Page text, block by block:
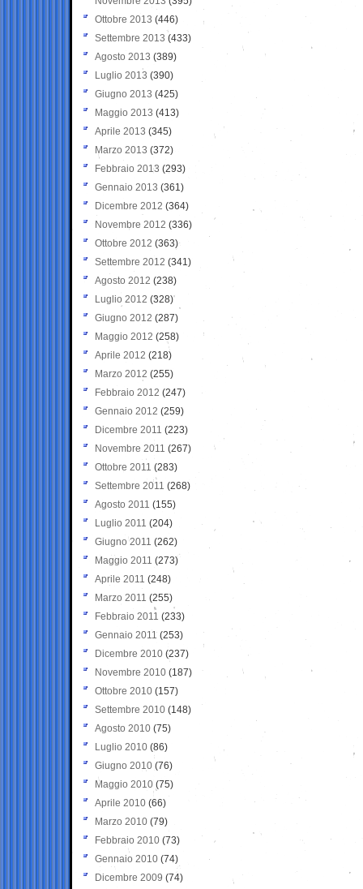
Ottobre 2013 (446)
Settembre 2013 (433)
Agosto 2013 (389)
Luglio 2013 (390)
Giugno 2013 (425)
Maggio 2013 (413)
Aprile 2013 (345)
Marzo 2013 (372)
Febbraio 2013 (293)
Gennaio 2013 (361)
Dicembre 2012 (364)
Novembre 2012 (336)
Ottobre 2012 (363)
Settembre 2012 (341)
Agosto 2012 (238)
Luglio 2012 (328)
Giugno 2012 (287)
Maggio 2012 (258)
Aprile 2012 (218)
Marzo 2012 (255)
Febbraio 2012 (247)
Gennaio 2012 (259)
Dicembre 2011 (223)
Novembre 2011 (267)
Ottobre 2011 (283)
Settembre 2011 (268)
Agosto 2011 (155)
Luglio 2011 (204)
Giugno 2011 (262)
Maggio 2011 (273)
Aprile 2011 (248)
Marzo 2011 (255)
Febbraio 2011 (233)
Gennaio 2011 (253)
Dicembre 2010 (237)
Novembre 2010 (187)
Ottobre 2010 (157)
Settembre 2010 (148)
Agosto 2010 (75)
Luglio 2010 (86)
Giugno 2010 (76)
Maggio 2010 (75)
Aprile 2010 (66)
Marzo 2010 (79)
Febbraio 2010 (73)
Gennaio 2010 (74)
Dicembre 2009 (74)